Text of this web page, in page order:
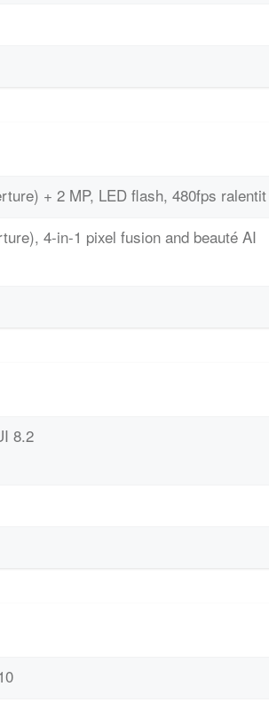
+ 2 MP, LED flash, 480fps ralentit
4-in-1 pixel fusion and beauté AI
8.2